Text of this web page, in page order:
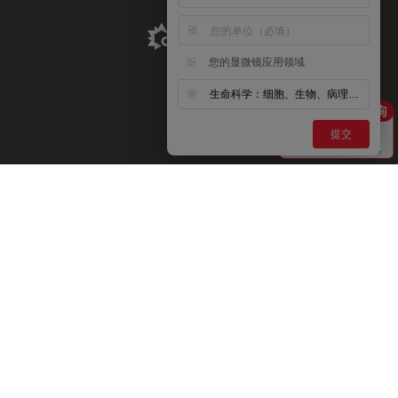
Aldevron Link
您的显微镜应用领域
生命科学：细胞、生物、病理、神经等
提交